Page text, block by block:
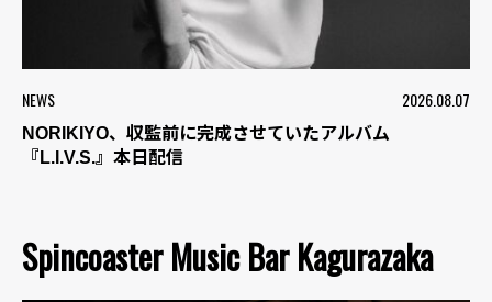
NEWS 2026.08.07
NORIKIYO、収監前に完成させていたアルバム
『L.I.V.S.』本日配信
Spincoaster Music Bar Kagurazaka